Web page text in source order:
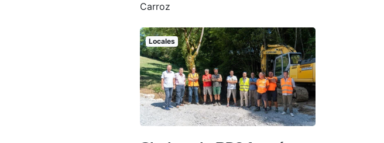
Carroz
Locales